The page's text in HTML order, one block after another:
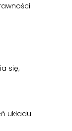
się;
układu